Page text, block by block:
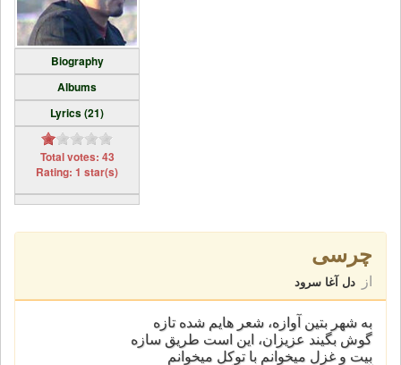
Biography
Albums
Lyrics (21)
Total votes: 43
Rating: 1 star(s)
چرسی
از دل آغا سرود
به شهر بتین آوازه، شعر هایم شده تازه
گوش بگیند عزیزان، این است طریق سازه
بیت و غزل میخوانم با توکل میخوانم